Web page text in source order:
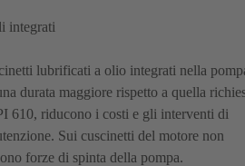
integrati
lubrificati a olio integrati nella
durata maggiore rispetto a quella
610, riducono i costi e gli interventi di
Sui cuscinetti del motore non
forze di spinta della pompa.